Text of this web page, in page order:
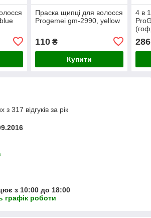
Праска щипці для волосся
Progemei gm-2990, yellow
110₴
Купити
4 в
286
317 відгуків за рік
з 10:00 до 18:00
графік роботи